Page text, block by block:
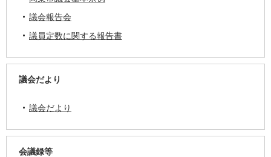
議会報告会
議員定数に関する報告書
議会だより
議会だより
会議録等